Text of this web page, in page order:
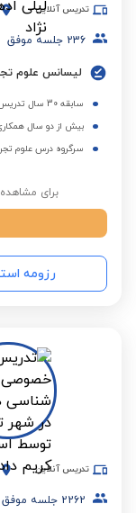
تدریس آنلاین
236 جلسه موفق
سابقه 30 سال تدریس در مدارس آموزش و پرورش
بیش از دو سال
سرگروه درس علوم
برای
رزومه
تدریس آنلاین
2262 جلسه موفق